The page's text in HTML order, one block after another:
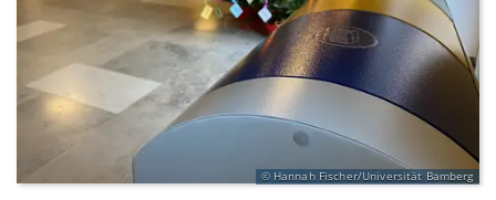
Hannah Fischer/Universität Bamberg